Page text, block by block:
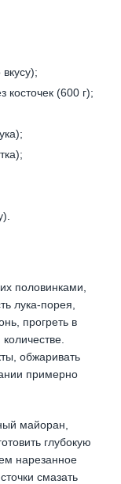
(600 г);
половинками,
лука-порея,
прогреть в
обжаривать
примерно
майоран,
глубокую
нарезанное
смазать